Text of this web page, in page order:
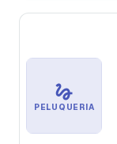
PELUQUERIA